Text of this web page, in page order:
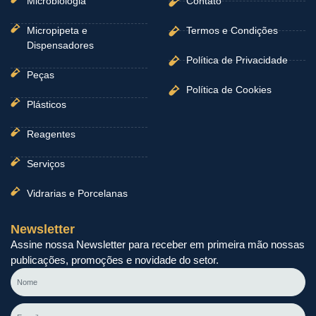
Micropipeta e
Dispensadores
Peças
Plásticos
Reagentes
Serviços
Vidrarias e Porcelanas
Termos e Condições
Política de Privacidade
Política de Cookies
Newsletter
Assine nossa Newsletter para receber em primeira mão nossas
publicações, promoções e novidade do setor.
Nome
E-